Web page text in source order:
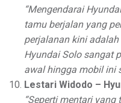
“Mengendarai
tamu berjalan yang
perjalanan kini
Hyundai Solo sangat
awal hingga mobil ini
Lestari Widodo –
“Seperti mentari